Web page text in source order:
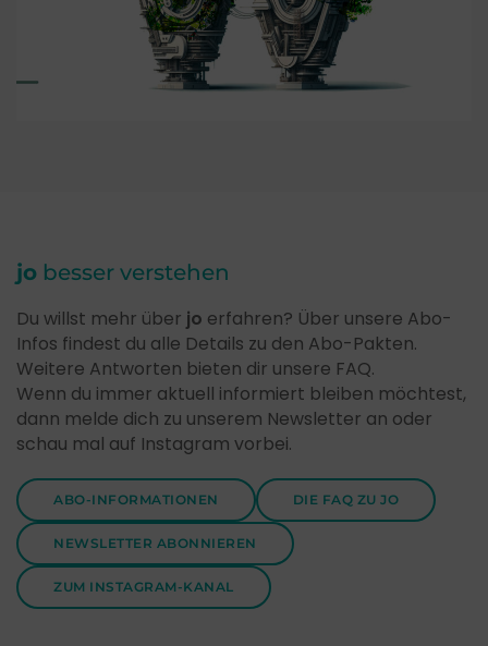
jo besser verstehen
Du willst mehr über jo erfahren? Über unsere Abo-
Infos findest du alle Details zu den Abo-Pakten.
Weitere Antworten bieten dir unsere FAQ.
Wenn du immer aktuell informiert bleiben möchtest,
dann melde dich zu unserem Newsletter an oder
schau mal auf Instagram vorbei.
ABO-INFORMATIONEN DIE FAQ ZU JO
NEWSLETTER ABONNIEREN
ZUM INSTAGRAM-KANAL